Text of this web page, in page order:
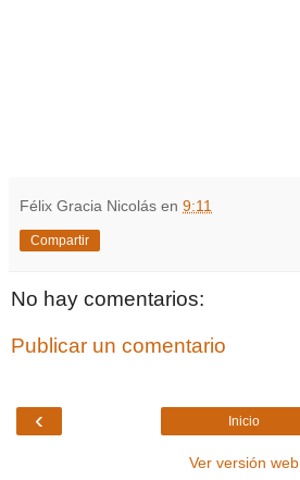
Félix Gracia Nicolás en 9:11
Compartir
No hay comentarios:
Publicar un comentario
‹ Inicio
Ver versión web